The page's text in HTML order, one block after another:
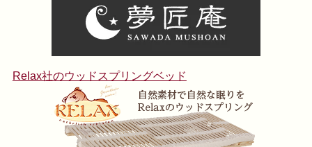
Relax社のウッドスプリングベッド